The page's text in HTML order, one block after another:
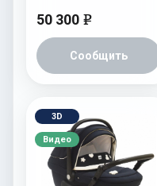
50 300 e
Сообщить
3D
Видео